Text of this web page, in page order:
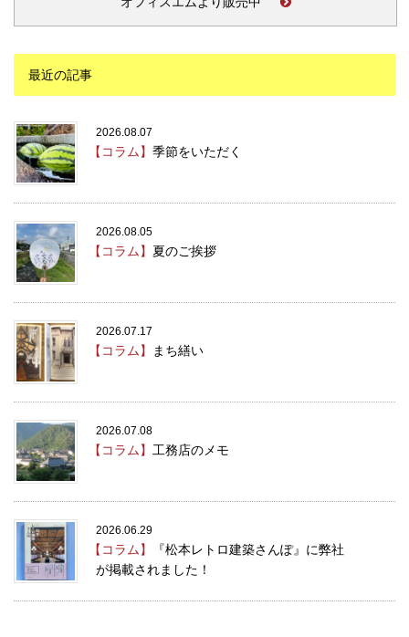
最近の記事
2026.08.07
【コラム】 季節をいただく
2026.08.05
【コラム】 夏のご挨拶
2026.07.17
【コラム】 まち繕い
2026.07.08
【コラム】 工務店のメモ
2026.06.29
【コラム】
『松本レトロ建築さんぽ』に弊社
が掲載されました！